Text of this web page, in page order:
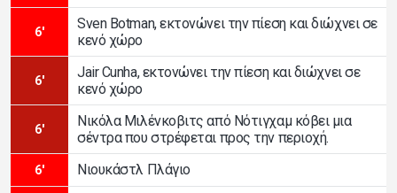
6'
Sven Botman, εκτονώνει την πίεση και διώχνει σε
κενό χώρο
6'
Jair Cunha, εκτονώνει την πίεση και διώχνει σε
κενό χώρο
6'
Νικόλα Μιλένκοβιτς από Νότιγχαμ κόβει μια
σέντρα που στρέφεται προς την περιοχή.
6' Νιουκάστλ Πλάγιο